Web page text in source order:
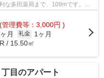
な多田薬局まで、109mです。快
(管理費等：3,000円 )
月 礼金
1ヶ月
/ 15.50㎡
目のアパート